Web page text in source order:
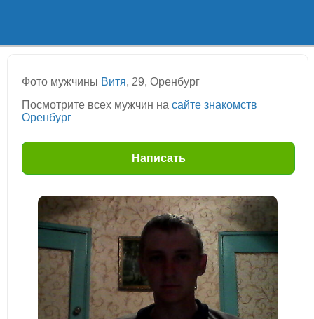
Фото мужчины Витя, 29, Оренбург
Посмотрите всех мужчин на сайте знакомств
Оренбург
Написать